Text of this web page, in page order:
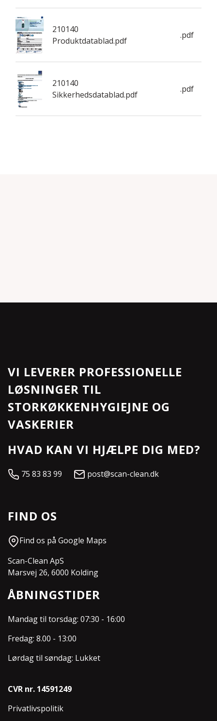
210140
Produktdatablad.pdf
.pdf
210140
Sikkerhedsdatablad.pdf
.pdf
VI LEVERER PROFESSIONELLE
LØSNINGER TIL
STORKØKKENHYGIEJNE OG
VASKERIER
HVAD KAN VI HJÆLPE DIG MED?
75 83 83 99 post@scan-clean.dk
FIND OS
Find os på Google Maps
Scan-Clean ApS
Marsvej 26, 6000 Kolding
ÅBNINGSTIDER
Mandag til torsdag: 07:30 - 16:00
Fredag: 8.00 - 13:00
Lørdag til søndag: Lukket
CVR nr. 14591249
Privatlivspolitik